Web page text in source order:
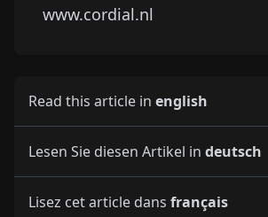
www.cordial.nl
Read this article in english
Lesen Sie diesen Artikel in deutsch
Lisez cet article dans français